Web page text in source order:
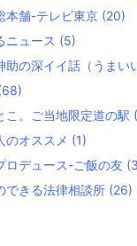
本舗-テレビ東京 (20)
ニュース (5)
助の深イイ話（うまい
こ。ご当地限定道の駅
のオススメ (1)
ロデュース-ご飯の友
できる法律相談所 (26)